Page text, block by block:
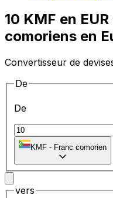
10 KMF en
comoriens en
Convertisseur de
De
De
KMF - Franc comorien
vers